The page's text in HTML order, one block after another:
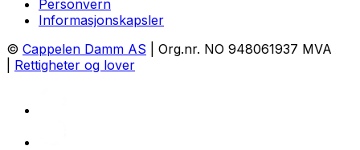
Personvern
Informasjonskapsler
© Cappelen Damm AS | Org.nr. NO 948061937 MVA
Rettigheter og lover